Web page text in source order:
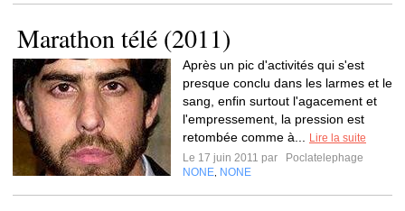
Marathon télé (2011)
Après un pic d'activités qui s'est
presque conclu dans les larmes et le
sang, enfin surtout l'agacement et
l'empressement, la pression est
retombée comme à...
Lire la suite
Le 17 juin 2011 par
Poclatelephage
NONE NONE